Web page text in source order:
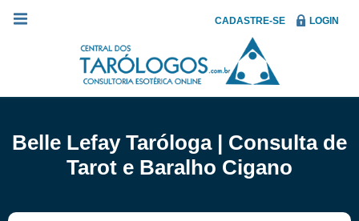
CADASTRE-SE LOGIN
Belle Lefay Taróloga | Consulta de
Tarot e Baralho Cigano